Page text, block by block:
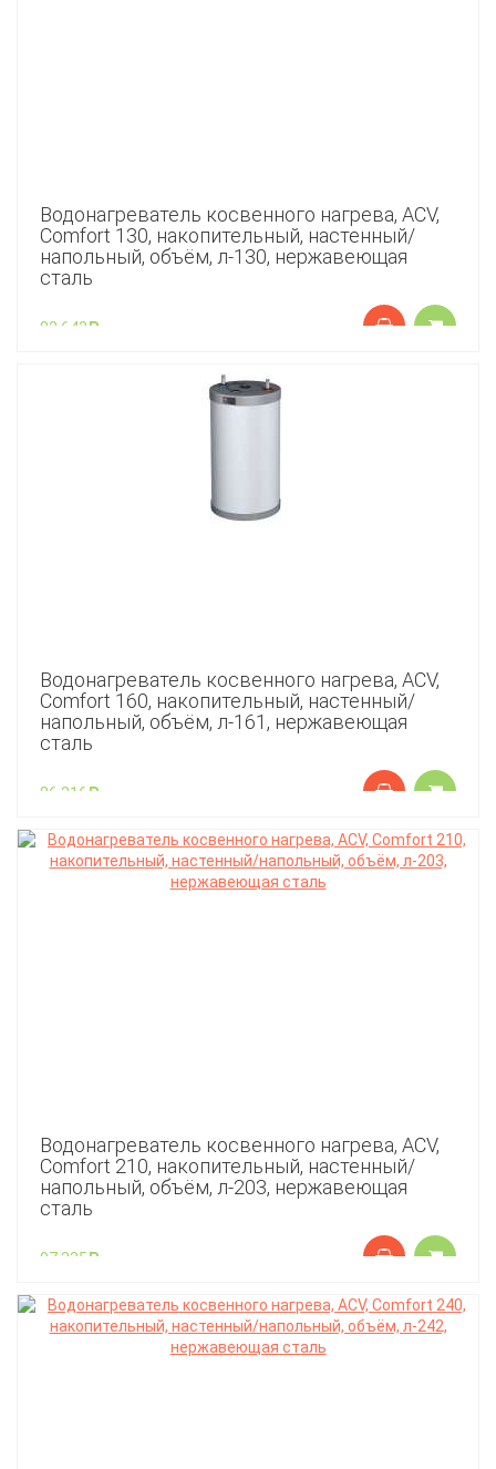
Водонагреватель косвенного нагрева, ACV,
Comfort 130, накопительный, настенный/
напольный, объём, л-130, нержавеющая
сталь
82 643
Водонагреватель косвенного нагрева, ACV,
Comfort 160, накопительный, настенный/
напольный, объём, л-161, нержавеющая
сталь
86 316
Водонагреватель косвенного нагрева, ACV,
Comfort 210, накопительный, настенный/
напольный, объём, л-203, нержавеющая
сталь
97 335